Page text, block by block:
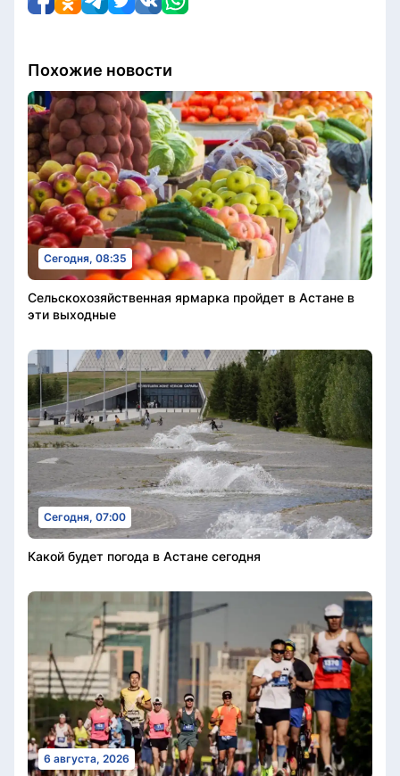
Похожие новости
Сегодня, 08:35
Сельскохозяйственная ярмарка пройдет в Астане в
эти выходные
Сегодня, 07:00
Какой будет погода в Астане сегодня
6 августа, 2026